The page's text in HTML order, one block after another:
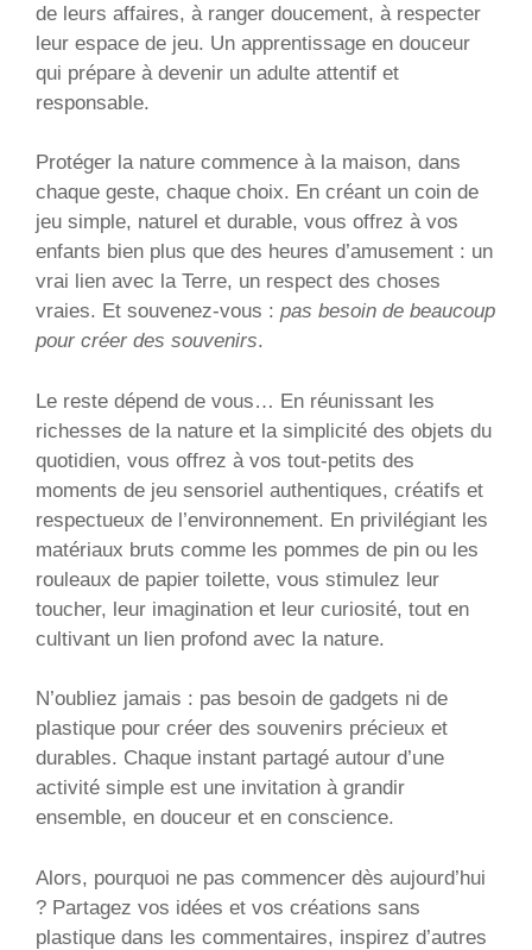
de leurs affaires, à ranger doucement, à respecter
leur espace de jeu. Un apprentissage en douceur
qui prépare à devenir un adulte attentif et
responsable.
Protéger la nature commence à la maison, dans
chaque geste, chaque choix. En créant un coin de
jeu simple, naturel et durable, vous offrez à vos
enfants bien plus que des heures d’amusement : un
vrai lien avec la Terre, un respect des choses
vraies. Et souvenez-vous : pas besoin de beaucoup
pour créer des souvenirs.
Le reste dépend de vous… En réunissant les
richesses de la nature et la simplicité des objets du
quotidien, vous offrez à vos tout-petits des
moments de jeu sensoriel authentiques, créatifs et
respectueux de l’environnement. En privilégiant les
matériaux bruts comme les pommes de pin ou les
rouleaux de papier toilette, vous stimulez leur
toucher, leur imagination et leur curiosité, tout en
cultivant un lien profond avec la nature.
N’oubliez jamais : pas besoin de gadgets ni de
plastique pour créer des souvenirs précieux et
durables. Chaque instant partagé autour d’une
activité simple est une invitation à grandir
ensemble, en douceur et en conscience.
Alors, pourquoi ne pas commencer dès aujourd’hui
? Partagez vos idées et vos créations sans
plastique dans les commentaires, inspirez d’autres